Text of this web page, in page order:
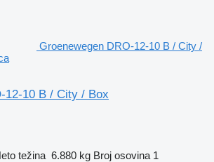
Groenewegen DRO-12-10 B / City /
12-10 B / City / Box
težina 6.880 kg Broj osovina 1